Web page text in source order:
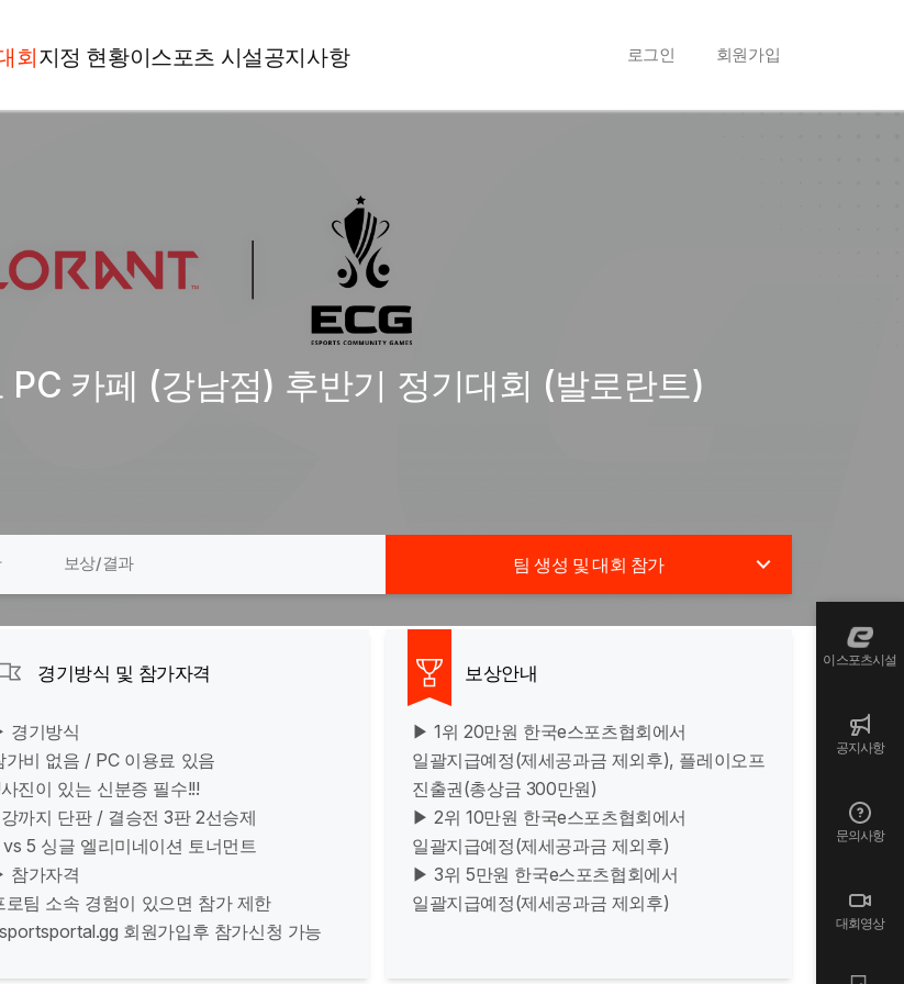
회지정 현황이스포츠 시설공지사항 로그인 회원가입
이스포츠시설
공지사항
문의사항
대회영상
카페 (강남점) 후반기 정기대회 (발로란트)
대회 종료
대회접수가 마감되었습니다
1 /1 팀 등록완료 1팀 참가
보상/결과 팀 생성 및 대회 참가
경기방식 및 참가자격
경기방식
가비 없음 / PC 이용료 있음
사진이 있는 신분증 필수!!!
까지 단판 / 결승전 3판 2선승제
5 싱글 엘리미네이션 토너먼트
참가자격
로팀 소속 경험이 있으면 참가 제한
회원가입후 참가신청 가능
보상안내
▶ 1위 20만원 한국e스포츠협회에서
일괄지급예정(제세공과금 제외후), 플레이오프
진출권(총상금 300만원)
▶ 2위 10만원 한국e스포츠협회에서
일괄지급예정(제세공과금 제외후)
▶ 3위 5만원 한국e스포츠협회에서
일괄지급예정(제세공과금 제외후)